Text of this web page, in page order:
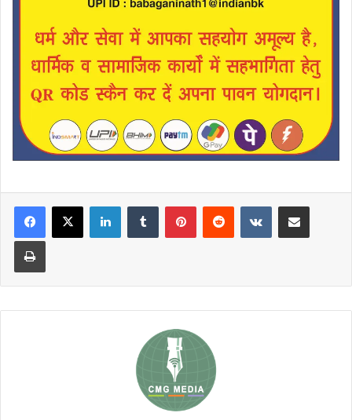
LinkedInTumblr PinterestReddit VKontakteShare via Email
Print